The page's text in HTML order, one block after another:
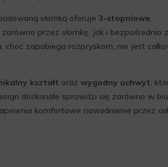
słomką oferuje 3-stopniowe,
przez słomkę, jak i bezpośrednio z
zapobiega rozpryskom, nie jest
kształt oraz wygodny uchwyt,
doskonale sprawdzi się zarówno w
komfortowe nawodnienie przez